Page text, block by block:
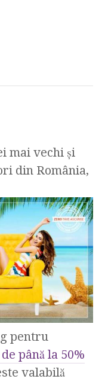
mai vechi și
din România,
pentru
până la 50%
valabilă